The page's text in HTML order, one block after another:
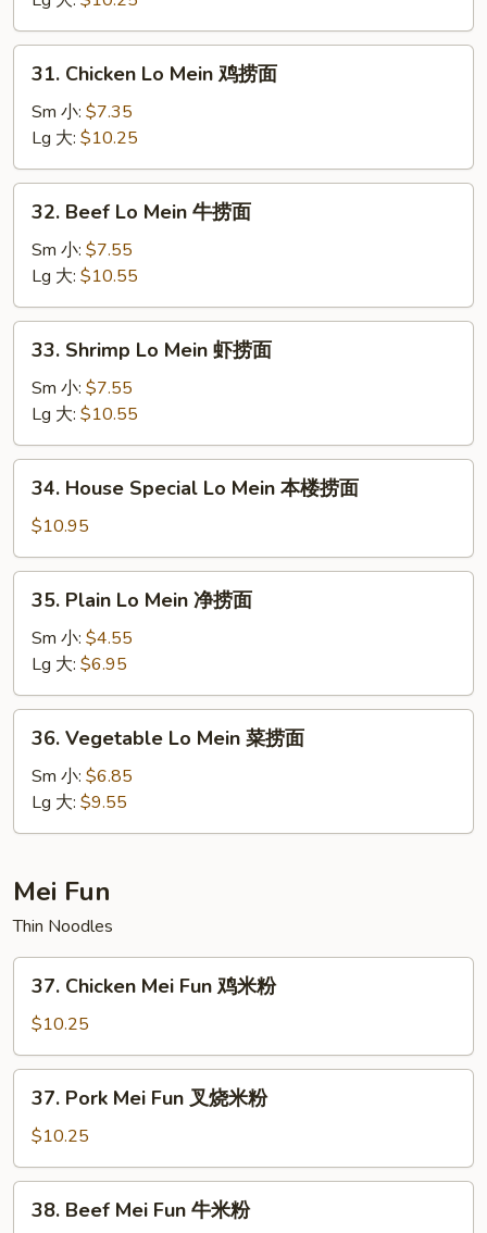
Mein
叉
Chicken
Lo
Mein
鸡
捞
31. Chicken Lo Mein 鸡捞面
Sm 小: $7.35
Lg 大: $10.25
Beef
Lo
Mein
牛
捞
32. Beef Lo Mein 牛捞面
Sm 小: $7.55
Lg 大: $10.55
Shrimp
Lo
Mein
虾
捞
33. Shrimp Lo Mein 虾捞面
Sm 小: $7.55
Lg 大: $10.55
House
Special
Lo
Mein
34. House Special Lo Mein 本楼捞面
$10.95
Plain
Lo
Mein
净
捞
35. Plain Lo Mein 净捞面
Sm 小: $4.55
Lg 大: $6.95
Vegetable
Lo
Mein
菜
面
36. Vegetable Lo Mein 菜捞面
Sm 小: $6.85
Lg 大: $9.55
Mei Fun
Thin Noodles
Chicken
Mei
Fun
鸡
37. Chicken Mei Fun 鸡米粉
$10.25
Pork
Mei
Fun
叉
37. Pork Mei Fun 叉烧米粉
$10.25
Beef
38. Beef Mei Fun 牛米粉